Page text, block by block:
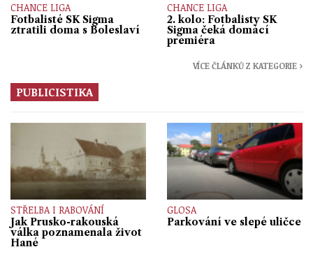
CHANCE LIGA
Fotbalisté SK Sigma
ztratili doma s Boleslaví
CHANCE LIGA
2. kolo: Fotbalisty SK
Sigma čeká domácí
premiéra
VÍCE ČLÁNKŮ Z KATEGORIE ›
PUBLICISTIKA
STŘELBA I RABOVÁNÍ
Jak Prusko-rakouská
válka poznamenala život
Hané
GLOSA
Parkování ve slepé uličce